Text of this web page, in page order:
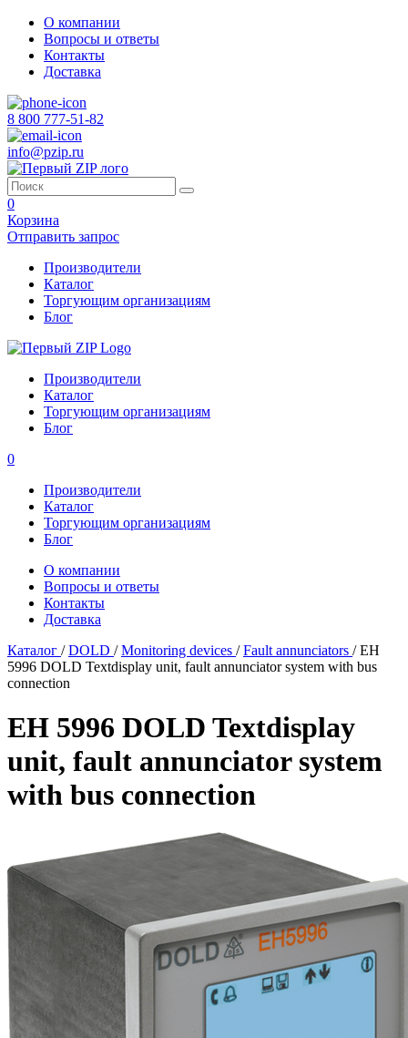
О компании
Вопросы и ответы
Контакты
Доставка
8 800 777-51-82
info@pzip.ru
0
Корзина
Отправить запрос
Производители
Каталог
Торгующим организациям
Блог
Производители
Каталог
Торгующим организациям
Блог
0
Производители
Каталог
Торгующим организациям
Блог
О компании
Вопросы и ответы
Контакты
Доставка
Каталог /DOLD /Monitoring devices /Fault annunciators /EH
5996 DOLD Textdisplay unit, fault annunciator system with bus
connection
EH 5996 DOLD Textdisplay
unit, fault annunciator system
with bus connection